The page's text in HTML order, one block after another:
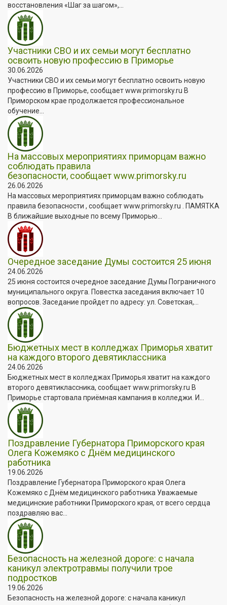
восстановления «Шаг за шагом»,...
Участники СВО и их семьи могут бесплатно
освоить новую профессию в Приморье
30.06.2026
Участники СВО и их семьи могут бесплатно освоить новую
профессию в Приморье, сообщает www.primorsky.ru В
Приморском крае продолжается профессиональное
обучение...
На массовых мероприятиях приморцам важно
соблюдать правила
безопасности, сообщает www.primorsky.ru
26.06.2026
На массовых мероприятиях приморцам важно соблюдать
правила безопасности , сообщает www.primorsky.ru . ПАМЯТКА
В ближайшие выходные по всему Приморью...
Очередное заседание Думы состоится 25 июня
24.06.2026
25 июня состоится очередное заседание Думы Пограничного
муниципального округа. Повестка заседания включает 10
вопросов. Заседание пройдет по адресу: ул. Советская,...
Бюджетных мест в колледжах Приморья хватит
на каждого второго девятиклассника
24.06.2026
Бюджетных мест в колледжах Приморья хватит на каждого
второго девятиклассника, сообщает www.primorsky.ru В
Приморье стартовала приёмная кампания в колледжи. И...
Поздравление Губернатора Приморского края
Олега Кожемяко с Днём медицинского
работника
19.06.2026
Поздравление Губернатора Приморского края Олега
Кожемяко с Днём медицинского работника Уважаемые
медицинские работники Приморского края, от всего сердца
поздравляю вас...
Безопасность на железной дороге: с начала
каникул электротравмы получили трое
подростков
19.06.2026
Безопасность на железной дороге: с начала каникул